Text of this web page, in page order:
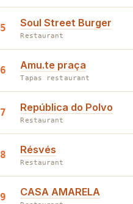
5 Soul Street Burger
Restaurant
6 Amu.te praça
Tapas restaurant
7 República do Polvo
Restaurant
8 Résvés
Restaurant
9 CASA AMARELA